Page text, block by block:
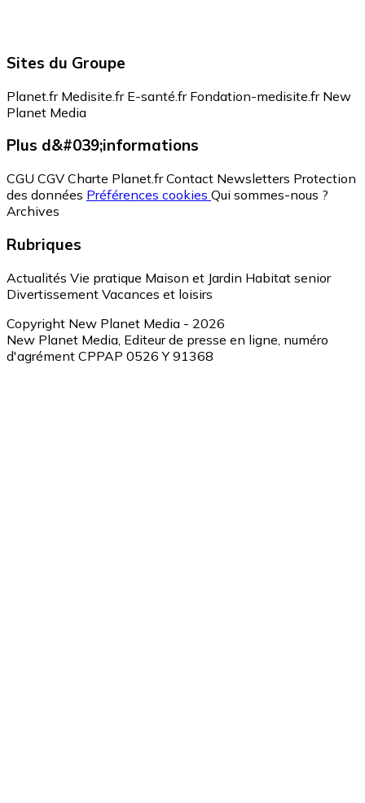
Sites du Groupe
Planet.fr Medisite.fr E-santé.fr Fondation-medisite.fr New
Planet Media
Plus d&#039;informations
CGU CGV Charte Planet.fr Contact Newsletters Protection
des données Préférences cookies Qui sommes-nous ?
Archives
Rubriques
Actualités Vie pratique Maison et Jardin Habitat senior
Divertissement Vacances et loisirs
Copyright New Planet Media - 2026
New Planet Media, Editeur de presse en ligne, numéro
d'agrément CPPAP 0526 Y 91368